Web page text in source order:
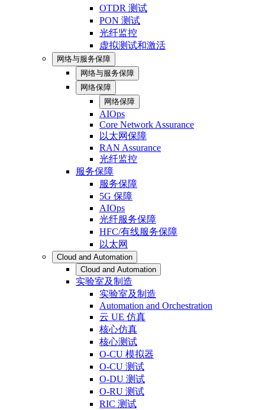
OTDR 测试
PON 测试
光纤监控
虚拟测试和激活
网络与服务保障
网络与服务保障
网络保障
网络保障
AIOps
Core Network Assurance
以太网保障
RAN Assurance
光纤监控
服务保障
服务保障
5G 保障
AIOps
光纤服务保障
HFC/有线服务保障
以太网
Cloud and Automation
Cloud and Automation
实验室及制造
实验室及制造
Automation and Orchestration
云 UE 仿真
核心仿真
核心测试
O-CU 模拟器
O-CU 测试
O-DU 测试
O-RU 测试
RIC 测试